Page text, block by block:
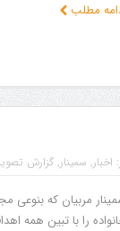
مطلب
اخبار, سمینار,گزارش
مربيان كه
را با تبين همه